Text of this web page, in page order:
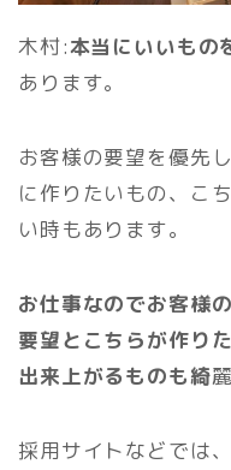
木村:本当にいいもの
あります。
お客様の要望を優先
に作りたいもの、こ
い時もあります。
お仕事なのでお客様
要望とこちらが作り
出来上がるものも綺
採用サイトなどでは